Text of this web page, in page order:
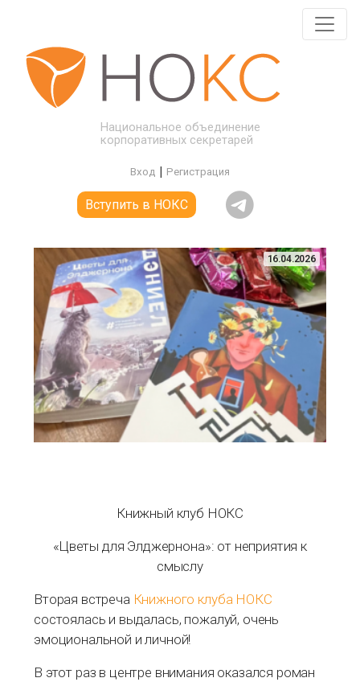
Национальное объединение
корпоративных секретарей
Вход | Регистрация
Вступить в НОКС
16.04.2026
Книжный клуб НОКС
«Цветы для Элджернона»: от неприятия к
смыслу
Вторая встреча Книжного клуба НОКС
состоялась и выдалась, пожалуй, очень
эмоциональной и личной!
В этот раз в центре внимания оказался роман